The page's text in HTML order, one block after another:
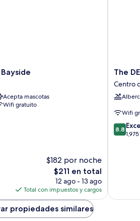
Acepta mascotas
Wifi gratuito
$182 por noche
El
precio
actual
es
de
$211
$211 en total
12 ago - 13 ago
Total con impuestos y cargos
The
Little
Italy,
Premier
Centro
The
Centro
Wifi
8.8
de
8.8
propiedades similares